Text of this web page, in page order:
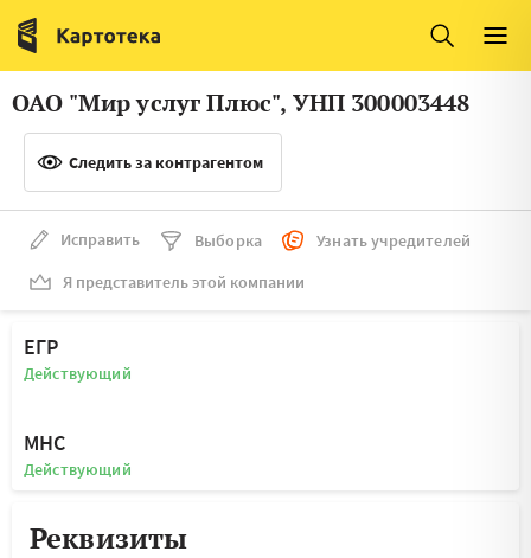
Италия
Люксембург
Литва
Нидерланды
ОАО "Мир услуг Плюс", УНП 300003448
Следить за контрагентом
Исправить Выборка
Узнать учредителей
Я представитель этой компании
ЕГР
Действующий
МНС
Действующий
Реквизиты